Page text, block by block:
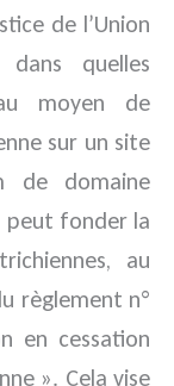
de l’Union
quelles
moyen de
sur un site
de domaine
peut fonder la
au
règlement n°
en cessation
». Cela vise